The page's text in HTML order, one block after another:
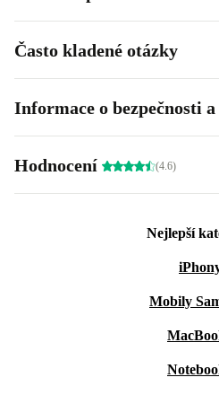
Často kladené otázky
Informace o bezpečnosti
Hodnocení (4.6)
Nejlepší
Mobily